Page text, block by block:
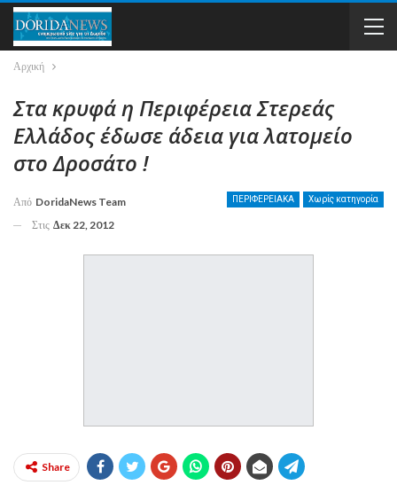
Αρχική
Στα κρυφά η Περιφέρεια Στερεάς
Ελλάδος έδωσε άδεια για λατομείο
στο Δροσάτο !
ΠΕΡΙΦΕΡΕΙΑΚΑ Χωρίς κατηγορία
Από DoridaNews Team
Στις Δεκ 22, 2012
Share